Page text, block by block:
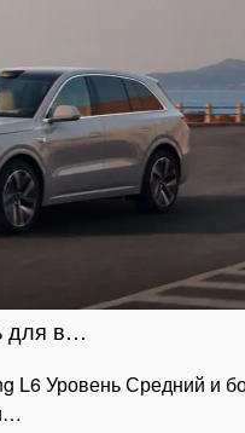
для в…
L6 Уровень Средний и